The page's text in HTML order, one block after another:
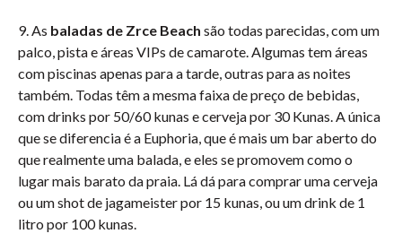
9. As baladas de Zrce Beach são todas parecidas, com um
palco, pista e áreas VIPs de camarote. Algumas tem áreas
com piscinas apenas para a tarde, outras para as noites
também. Todas têm a mesma faixa de preço de bebidas,
com drinks por 50/60 kunas e cerveja por 30 Kunas. A única
que se diferencia é a Euphoria, que é mais um bar aberto do
que realmente uma balada, e eles se promovem como o
lugar mais barato da praia. Lá dá para comprar uma cerveja
ou um shot de jagameister por 15 kunas, ou um drink de 1
litro por 100 kunas.